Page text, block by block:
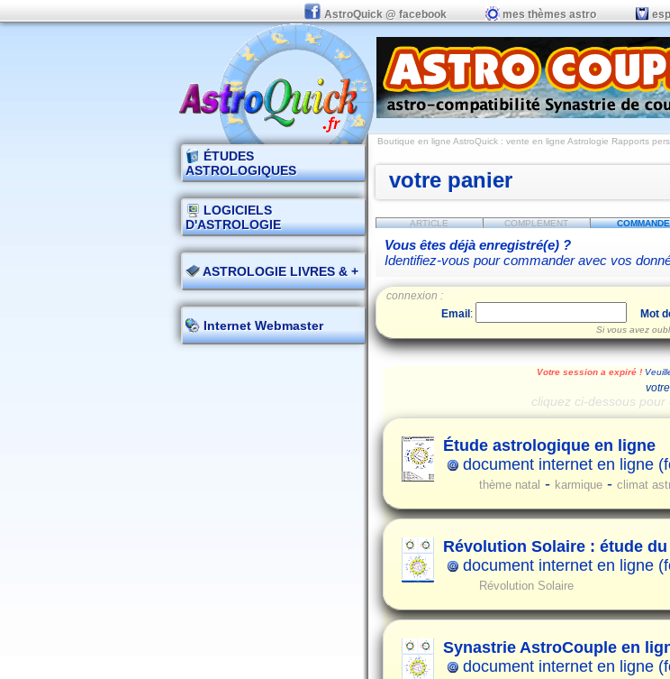
AstroQuick @ facebook mes thèmes astro
ÉTUDES
ASTROLOGIQUES
LOGICIELS
D'ASTROLOGIE
ASTROLOGIE LIVRES & +
Internet Webmaster
Boutique en ligne AstroQuick : vente en ligne Astrologie Rapports
votre panier
ARTICLE COMPLÉMENT COMMANDE
Vous êtes déjà enregistré(e) ?
Identifiez-vous pour commander avec vos
connexion :
Email : Mot
Si vous avez
Votre session a expiré !
cliquez ci-dessous
Étude astrologique en ligne
document internet en ligne
thème natal - karmique- climat
Révolution Solaire : étude
document internet en ligne
Révolution Solaire
Synastrie AstroCouple en
document internet en ligne